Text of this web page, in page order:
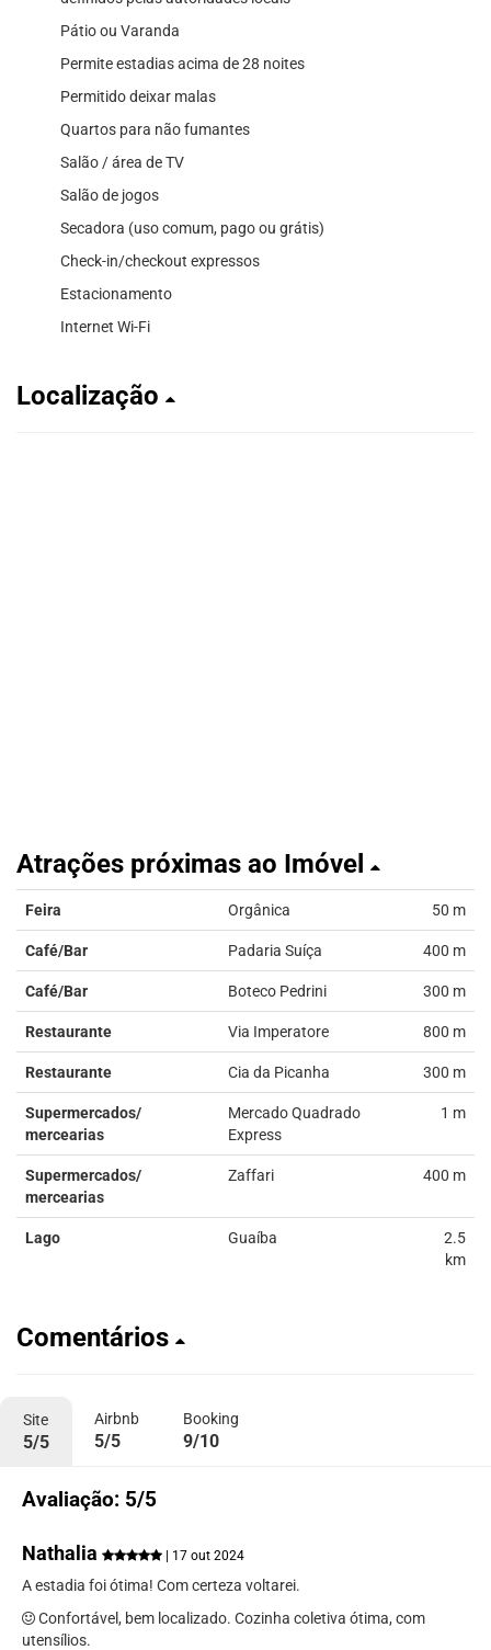
Pátio ou Varanda
Permite estadias acima de 28 noites
Permitido deixar malas
Quartos para não fumantes
Salão / área de TV
Salão de jogos
Secadora (uso comum, pago ou grátis)
Check-in/checkout expressos
Estacionamento
Internet Wi-Fi
Localização
Atrações próximas ao Imóvel
Feira Orgânica 50 m
Café/Bar Padaria Suíça 400 m
Café/Bar Boteco Pedrini 300 m
Restaurante Via Imperatore 800 m
Restaurante Cia da Picanha 300 m
Supermercados/
mercearias
Mercado Quadrado
Express
1 m
Supermercados/
mercearias
Zaffari 400 m
Lago Guaíba
2.5
km
Comentários
Site
5/5
Airbnb
5/5
Booking
9/10
Avaliação: 5/5
Nathalia | 17 out 2024
A estadia foi ótima! Com certeza voltarei.
Confortável, bem localizado. Cozinha coletiva ótima, com
utensílios.